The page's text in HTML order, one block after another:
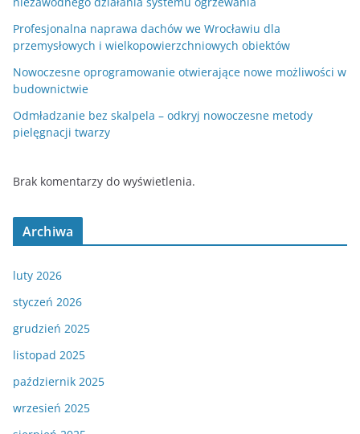
Profesjonalna naprawa dachów we Wrocławiu dla
przemysłowych i wielkopowierzchniowych obiektów
Nowoczesne oprogramowanie otwierające nowe możliwości w
budownictwie
Odmładzanie bez skalpela – odkryj nowoczesne metody
pielęgnacji twarzy
Brak komentarzy do wyświetlenia.
Archiwa
luty 2026
styczeń 2026
grudzień 2025
listopad 2025
październik 2025
wrzesień 2025